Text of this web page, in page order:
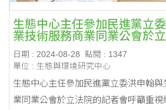
生態中心主任參加民進黨立
業技術服務商業同業公會於
籲重視綠領人才的培....
日期 : 2024-08-28
點閱 : 1347
單位 : 生態與環境研究中心
生態中心主任參加民進黨立委洪申翰
業同業公會於立法院的記者會呼籲重視